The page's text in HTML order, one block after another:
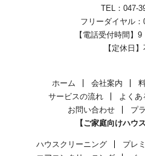
TEL：047-
フリーダイヤル：
【電話受付時間】
【定休日
ホーム 会社案内
サービスの流れ
よくあ
お問い合わせ
プ
【ご家庭向けハウ
ハウスクリーニング
プレ